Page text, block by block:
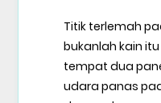
Titik terlemah
bukanlah kain
tempat dua
udara panas